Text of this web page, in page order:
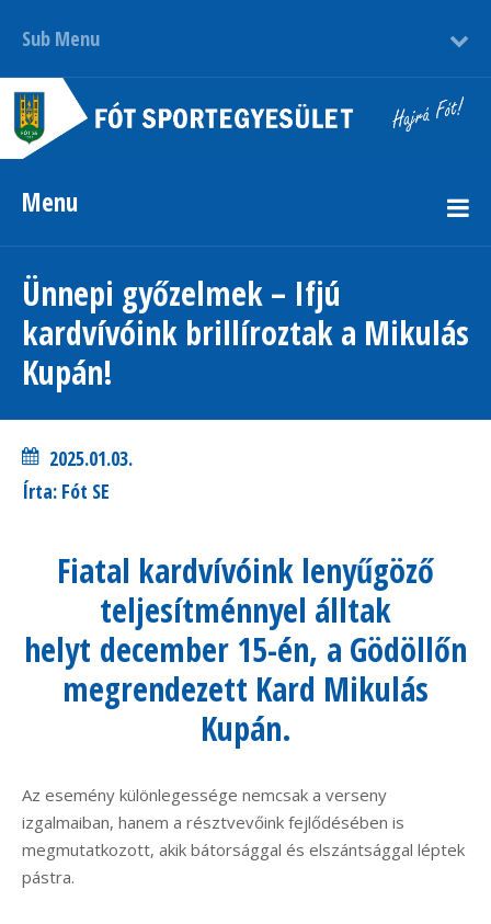
Sub Menu
Menu
Ünnepi győzelmek – Ifjú
kardvívóink brillíroztak a Mikulás
Kupán!
2025.01.03.
Írta: Fót SE
Fiatal kardvívóink lenyűgöző
teljesítménnyel álltak
helyt december 15-én, a Gödöllőn
megrendezett Kard Mikulás
Kupán.
Az esemény különlegessége nemcsak a verseny
izgalmaiban, hanem a résztvevőink fejlődésében is
megmutatkozott, akik bátorsággal és elszántsággal léptek
pástra.